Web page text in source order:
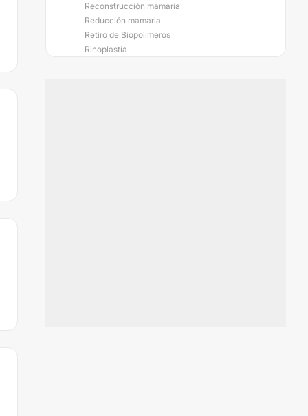
Reconstrucción mamaria
Reducción mamaria
Retiro de Biopolímeros
Rinoplastía